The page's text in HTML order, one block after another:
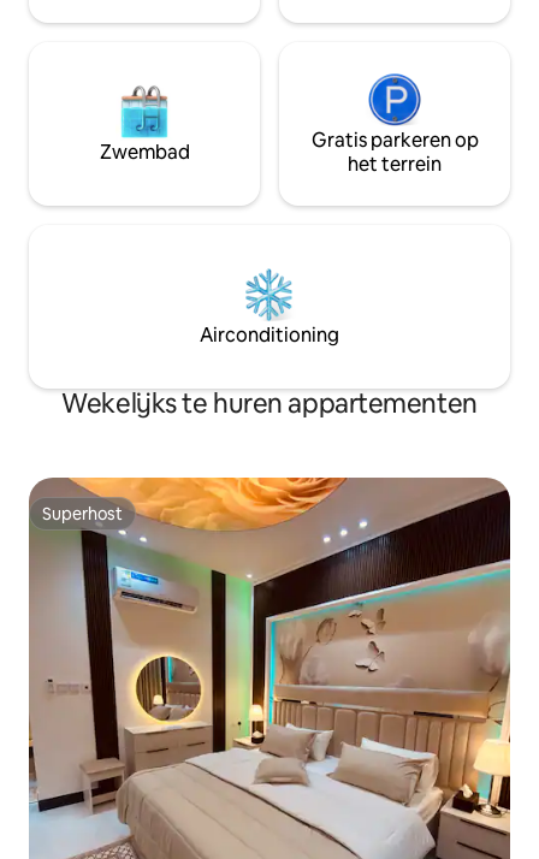
vervangen) Er is een automatische
de buurt.
Zwembad
Gratis parkeren op
het terrein
Airconditioning
Wekelijks te huren appartementen
Superhost
Superhost